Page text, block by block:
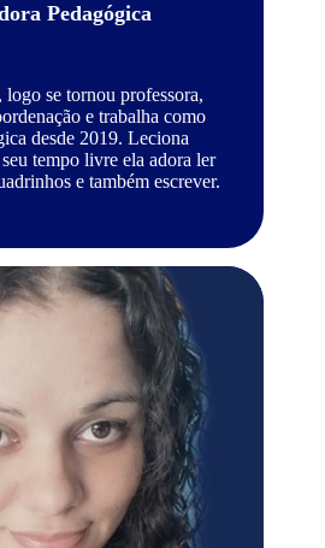
Pedagógica
se tornou professora,
e trabalha como
desde 2019. Leciona
tempo livre ela adora ler
e também escrever.